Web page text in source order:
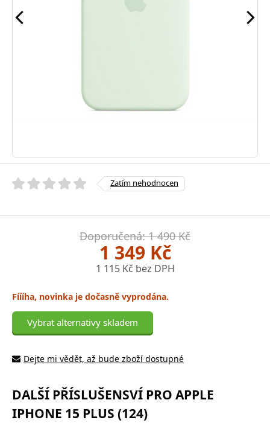
Zatím nehodnocen
Doporučená: 1 490 Kč
1 349 Kč
1 115 Kč bez DPH
Fíííha, novinka je dočasně vyprodána.
Vybrat alternativy skladem
Dejte mi vědět, až bude zboží dostupné
DALŠÍ PŘÍSLUŠENSVÍ PRO APPLE
IPHONE 15 PLUS (124)